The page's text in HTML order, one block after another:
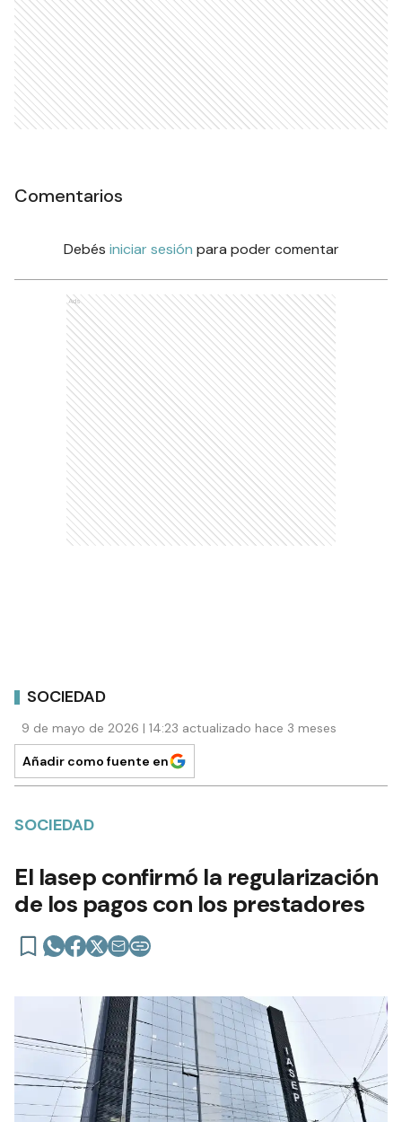
Comentarios
Debés iniciar sesión para poder comentar
Ads
SOCIEDAD
9 de mayo de 2026 | 14:23 actualizado hace 3 meses
Añadir como fuente en
SOCIEDAD
El Iasep confirmó la regularización
de los pagos con los prestadores